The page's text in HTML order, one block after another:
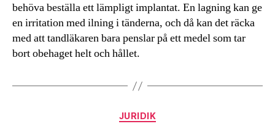
behöva beställa ett lämpligt implantat. En lagning kan ge
en irritation med ilning i tänderna, och då kan det räcka
med att tandläkaren bara penslar på ett medel som tar
bort obehaget helt och hållet.
Kategorier
JURIDIK